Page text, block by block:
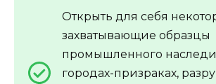
Открыть для себя
захватывающие образцы
промышленного
городах-призраках,